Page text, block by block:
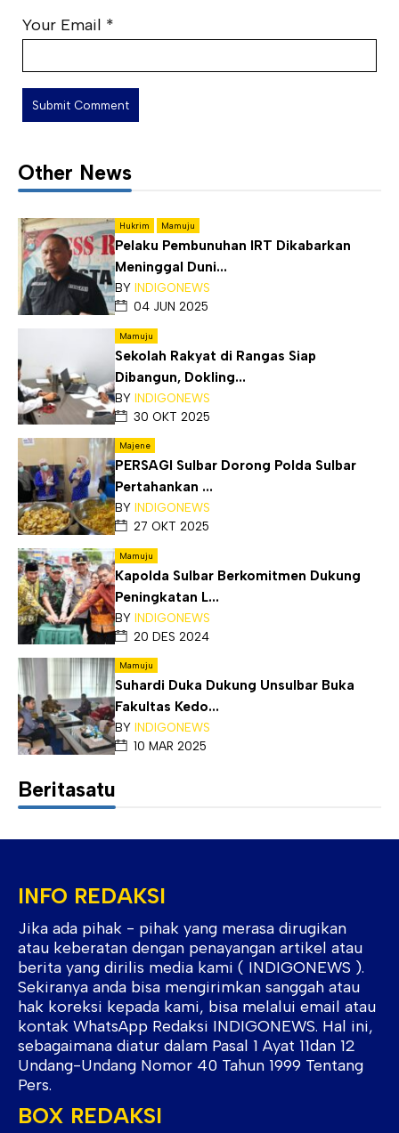
Your Email *
Other News
Hukrim Mamuju
Pelaku Pembunuhan IRT Dikabarkan
Meninggal Duni...
BY INDIGONEWS
04 JUN 2025
Mamuju
Sekolah Rakyat di Rangas Siap
Dibangun, Dokling...
BY INDIGONEWS
30 OKT 2025
Majene
PERSAGI Sulbar Dorong Polda Sulbar
Pertahankan ...
BY INDIGONEWS
27 OKT 2025
Mamuju
Kapolda Sulbar Berkomitmen Dukung
Peningkatan L...
BY INDIGONEWS
20 DES 2024
Mamuju
Suhardi Duka Dukung Unsulbar Buka
Fakultas Kedo...
BY INDIGONEWS
10 MAR 2025
Beritasatu
INFO REDAKSI
Jika ada pihak - pihak yang merasa dirugikan
atau keberatan dengan penayangan artikel atau
berita yang dirilis media kami ( INDIGONEWS ).
Sekiranya anda bisa mengirimkan sanggah atau
hak koreksi kepada kami, bisa melalui email atau
kontak WhatsApp Redaksi INDIGONEWS. Hal ini,
sebagaimana diatur dalam Pasal 1 Ayat 11dan 12
Undang-Undang Nomor 40 Tahun 1999 Tentang
Pers.
BOX REDAKSI